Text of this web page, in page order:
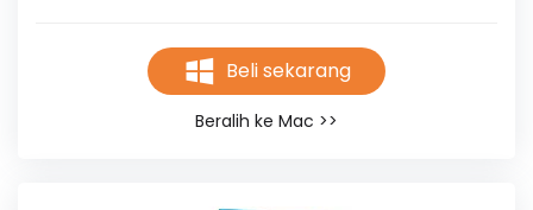
Beli sekarang
Beralih ke Mac >>